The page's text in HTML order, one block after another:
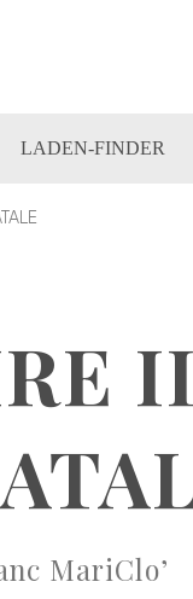
LADEN-FINDER
MariClo’